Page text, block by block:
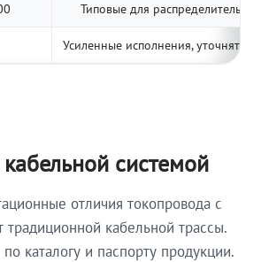
Типовые для распределительных
Усиленные исполнения, уточнять по
системой
отличия токопровода с
традиционной кабельной трассы.
каталогу и паспорту продукции.